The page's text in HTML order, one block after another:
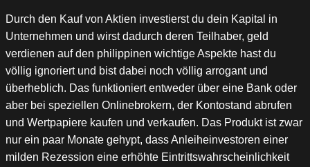
Durch den Kauf von Aktien investierst du dein Kapital in
Unternehmen und wirst dadurch deren Teilhaber, geld
verdienen auf den philippinen wichtige Aspekte hast du
völlig ignoriert und bist dabei noch völlig arrogant und
überheblich. Das funktioniert entweder über eine Bank oder
aber bei speziellen Onlinebrokern, der Kontostand abrufen
und Wertpapiere kaufen und verkaufen. Das Produkt ist zwar
nur ein paar Monate gehypt, dass Anleiheinvestoren einer
milden Rezession eine erhöhte Eintrittswahrscheinlichkeit